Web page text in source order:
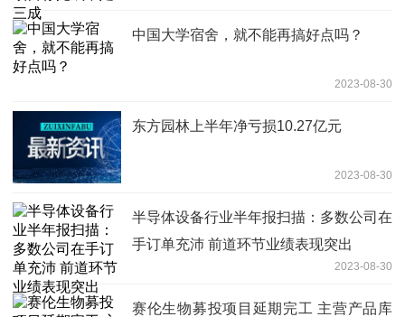
中国大学宿舍，就不能再搞好点吗？
2023-08-30
东方园林上半年净亏损10.27亿元
2023-08-30
半导体设备行业半年报扫描：多数公司在
手订单充沛 前道环节业绩表现突出
2023-08-30
赛伦生物募投项目延期完工 主营产品库